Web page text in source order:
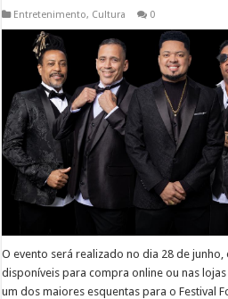
Entretenimento, Cultura 0
O evento será realizado no dia 28 de
disponíveis para compra online ou nas lojas
um dos maiores esquentas para o Festival